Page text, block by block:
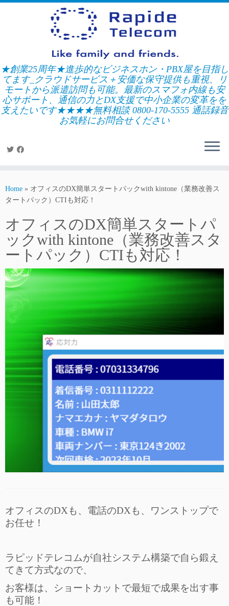
Skip
★創業25周年★進歩的なビジネスホン・PBX屋を目指し
てます_クラウドサービス＋安価な保守提供も重視、リ
モートから派遣訪問も可能。最新のスマフォ内線も安
心サポート、通信の力とDX支援で中小企業の変革をを
支えたいです★★★★無料相談 0800-170-5555 通話録音
お気軽にお問合せください
Home » オフィスのDX簡単スタートパックwith kintone（業務改善ス
タートパック）CTIも対応！
オフィスのDX簡単スタートパ
ックwith kintone（業務改善スタ
ートパック）CTIも対応！
オフィスのDXも、電話のDXも、ワンストップで
お任せ！
ラピッドテレコムが自社システム構築で自ら鍛え
てきて方式なので、
お客様は、ショートカットで最短で成果を出す事
も可能！